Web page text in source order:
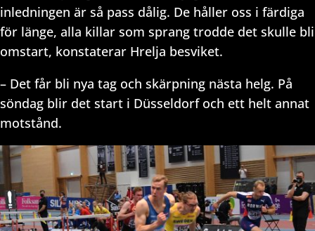
inledningen är så pass dålig. De håller oss i färdiga
för länge, alla killar som sprang trodde det skulle bli
omstart, konstaterar Hrelja besviket.
– Det får bli nya tag och skärpning nästa helg. På
söndag blir det start i Düsseldorf och ett helt annat
motstånd.